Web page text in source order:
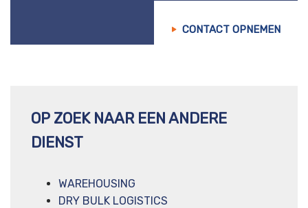
CONTACT OPNEMEN
OP ZOEK NAAR EEN ANDERE
DIENST
WAREHOUSING
DRY BULK LOGISTICS